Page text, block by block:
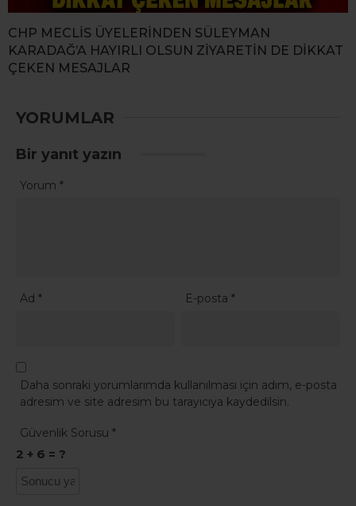
CHP MECLİS ÜYELERİNDEN SÜLEYMAN
KARADAĞ’A HAYIRLI OLSUN ZİYARETİN DE DİKKAT
ÇEKEN MESAJLAR
YORUMLAR
Bir yanıt yazın
Yorum *
Ad * E-posta*
Daha sonraki yorumlarımda kullanılması için adım, e-posta
adresim ve site adresim bu tarayıcıya kaydedilsin.
Güvenlik Sorusu *
2 + 6 = ?